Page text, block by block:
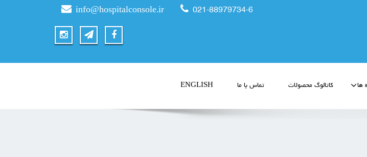
info@hospitalconsole.ir 021-88979734-6
ها کاتالوگ محصولات تماس با ما ENGLISH